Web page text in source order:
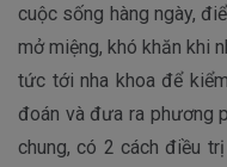
cuộc sống hàng ngày,
mở miệng, khó khăn khi
tức tới nha khoa để
đoán và đưa ra phương
chung, có 2 cách điều